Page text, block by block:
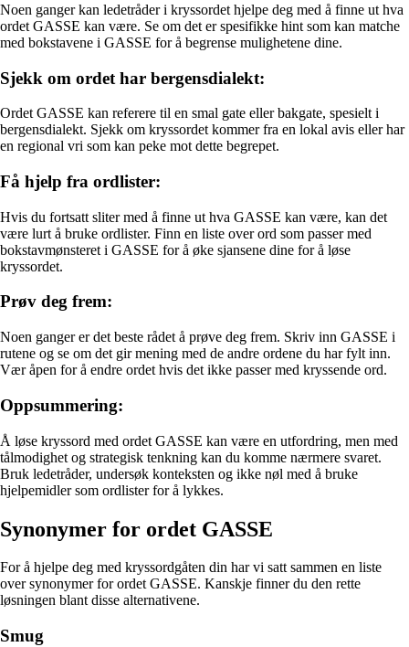
Noen ganger kan ledetråder i kryssordet hjelpe deg med å finne ut hva
ordet GASSE kan være. Se om det er spesifikke hint som kan matche
med bokstavene i GASSE for å begrense mulighetene dine.
Sjekk om ordet har bergensdialekt:
Ordet GASSE kan referere til en smal gate eller bakgate, spesielt i
bergensdialekt. Sjekk om kryssordet kommer fra en lokal avis eller har
en regional vri som kan peke mot dette begrepet.
Få hjelp fra ordlister:
Hvis du fortsatt sliter med å finne ut hva GASSE kan være, kan det
være lurt å bruke ordlister. Finn en liste over ord som passer med
bokstavmønsteret i GASSE for å øke sjansene dine for å løse
kryssordet.
Prøv deg frem:
Noen ganger er det beste rådet å prøve deg frem. Skriv inn GASSE i
rutene og se om det gir mening med de andre ordene du har fylt inn.
Vær åpen for å endre ordet hvis det ikke passer med kryssende ord.
Oppsummering:
Å løse kryssord med ordet GASSE kan være en utfordring, men med
tålmodighet og strategisk tenkning kan du komme nærmere svaret.
Bruk ledetråder, undersøk konteksten og ikke nøl med å bruke
hjelpemidler som ordlister for å lykkes.
Synonymer for ordet GASSE
For å hjelpe deg med kryssordgåten din har vi satt sammen en liste
over synonymer for ordet GASSE. Kanskje finner du den rette
løsningen blant disse alternativene.
Smug